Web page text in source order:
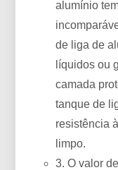
alumínio
de liga de
líquidos ou
camada
tanque de
resistência
limpo.
3. O valor